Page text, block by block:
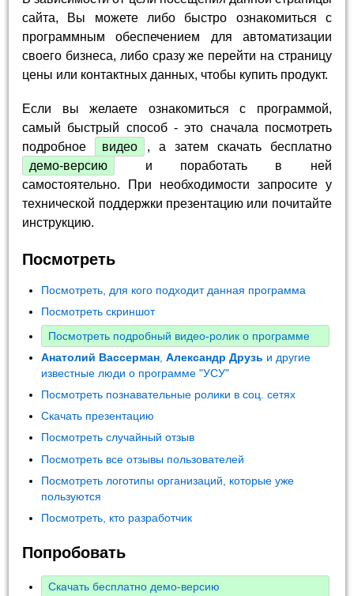
сайта, Вы можете либо быстро ознакомиться с
программным обеспечением для автоматизации
своего бизнеса, либо сразу же перейти на страницу
цены или контактных данных, чтобы купить продукт.
Если вы желаете ознакомиться с программой,
самый быстрый способ - это сначала посмотреть
подробное
видео
, а затем скачать бесплатно
демо-версию
и поработать в ней
самостоятельно. При необходимости запросите у
технической поддержки презентацию или почитайте
инструкцию.
Посмотреть
Посмотреть, для кого подходит данная программа
Посмотреть скриншот
Посмотреть подробный видео-ролик о программе
Анатолий Вассерман ,Александр Друзь и другие
известные люди о программе "УСУ"
Посмотреть познавательные ролики в соц. сетях
Скачать презентацию
Посмотреть случайный отзыв
Посмотреть все отзывы пользователей
Посмотреть логотипы организаций, которые уже
пользуются
Посмотреть, кто разработчик
Попробовать
Скачать бесплатно демо-версию